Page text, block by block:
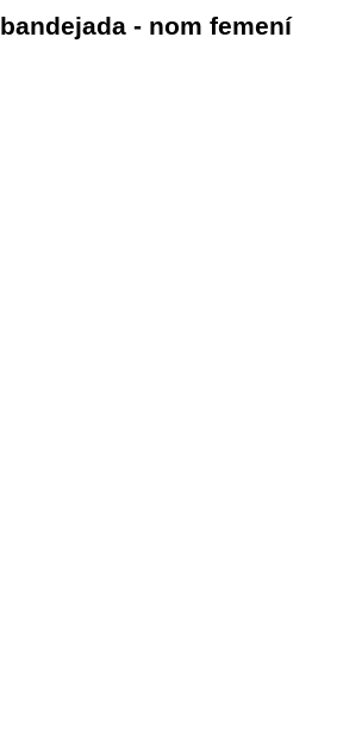
bandejada - nom femení